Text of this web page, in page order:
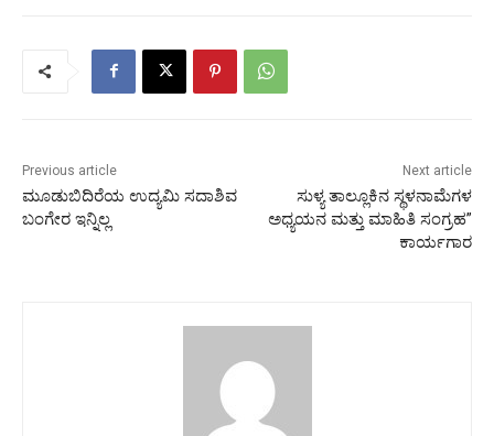
Previous article
ಮೂಡುಬಿದಿರೆಯ ಉದ್ಯಮಿ ಸದಾಶಿವ
ಬಂಗೇರ ಇನ್ನಿಲ್ಲ
Next article
ಸುಳ್ಯ ತಾಲ್ಲೂಕಿನ ಸ್ಥಳನಾಮೆಗಳ
ಅಧ್ಯಯನ ಮತ್ತು ಮಾಹಿತಿ ಸಂಗ್ರಹ”
ಕಾರ್ಯಗಾರ